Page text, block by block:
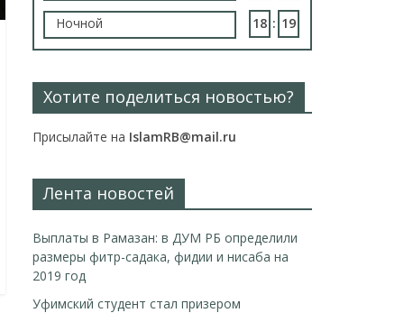
Ночной 18 : 19
Хотите поделиться новостью?
Присылайте на IslamRB@mail.ru
Лента новостей
Выплаты в Рамазан: в ДУМ РБ определили
размеры фитр-садака, фидии и нисаба на
2019 год
Уфимский студент стал призером